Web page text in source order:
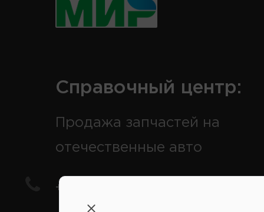
Справочный центр:
Продажа запчастей на
отечественные авто
+7(978) 206-206-5